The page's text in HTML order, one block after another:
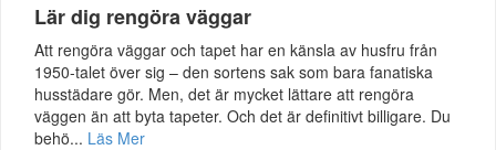
Lär dig rengöra väggar
Att rengöra väggar och tapet har en känsla av husfru från
1950-talet över sig – den sortens sak som bara fanatiska
husstädare gör. Men, det är mycket lättare att rengöra
väggen än att byta tapeter. Och det är definitivt billigare. Du
behö... Läs Mer